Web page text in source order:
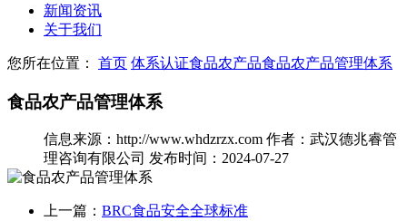
新闻资讯
关于我们
您所在位置： 首页 体系认证食品农产品食品农产品管理体系
食品农产品管理体系
信息来源：http://www.whdzrzx.com 作者：武汉德兆睿管
理咨询有限公司 发布时间：2024-07-27
上一篇： BRC食品安全全球标准